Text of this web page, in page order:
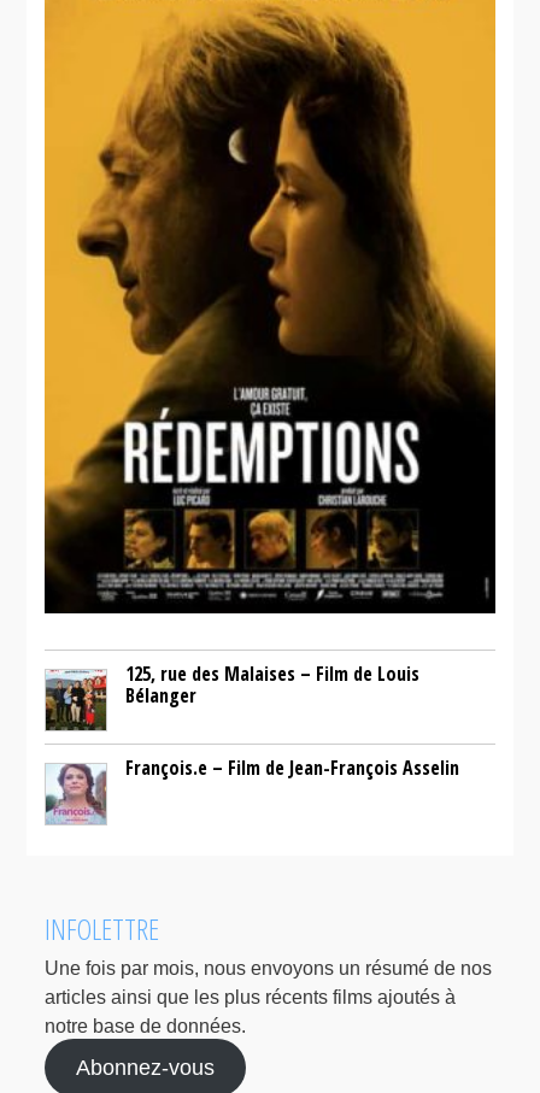
125, rue des Malaises – Film de Louis
Bélanger
François.e – Film de Jean-François Asselin
INFOLETTRE
Une fois par mois, nous envoyons un résumé de nos
articles ainsi que les plus récents films ajoutés à
notre base de données.
Abonnez-vous